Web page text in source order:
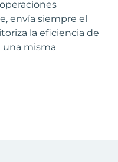
envía siempre el
la eficiencia de
una misma